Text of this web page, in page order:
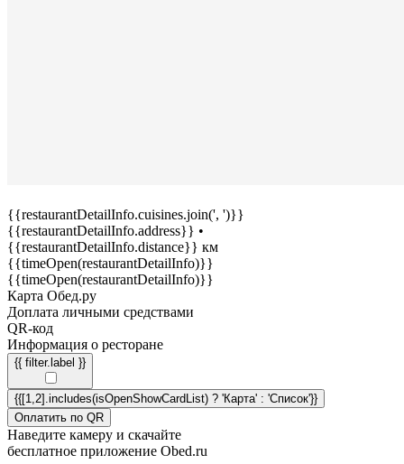
{{restaurantDetailInfo.cuisines.join(', ')}}
{{restaurantDetailInfo.address}} •
{{restaurantDetailInfo.distance}} км
{{timeOpen(restaurantDetailInfo)}}
{{timeOpen(restaurantDetailInfo)}}
Карта Обед.ру
Доплата личными средствами
QR-код
Информация о ресторане
{{ filter.label }}
{{[1,2].includes(isOpenShowCardList) ? 'Карта' : 'Список'}}
Оплатить по QR
Наведите камеру и скачайте
бесплатное приложение Obed.ru